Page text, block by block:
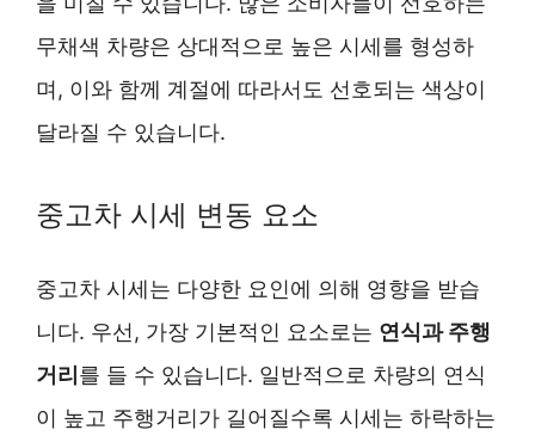
무채색 차량은 상대적으로 높은 시세를 형성하
며, 이와 함께 계절에 따라서도 선호되는 색상이
달라질 수 있습니다.
중고차 시세 변동 요소
중고차 시세는 다양한 요인에 의해 영향을 받습
니다. 우선, 가장 기본적인 요소로는 연식과 주행
거리 를 들 수 있습니다. 일반적으로 차량의 연식
이 높고 주행거리가 길어질수록 시세는 하락하는